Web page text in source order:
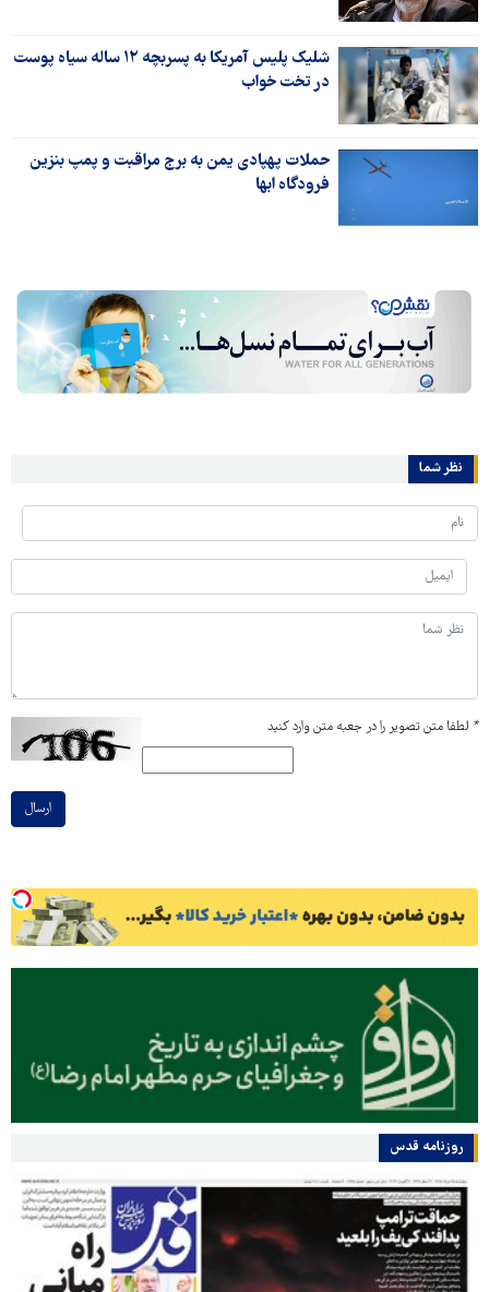
شلیک پلیس آمریکا به پسربچه ۱۲ ساله سیاه پوست
در تخت خواب
حملات پهپادی یمن به برج مراقبت و پمپ بنزین
فرودگاه ابها
نظر شما
* لطفا متن تصویر را در جعبه متن وارد کنید
ارسال
روزنامه قدس